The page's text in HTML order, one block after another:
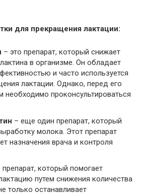
для прекращения лактации:
– это препарат, который снижает
в организме. Он обладает
и часто используется
лактации. Однако, перед его
необходимо проконсультироваться
– еще один препарат, который
молока. Этот препарат
назначения врача и контроля
препарат, который помогает
путем снижения количества
только останавливает